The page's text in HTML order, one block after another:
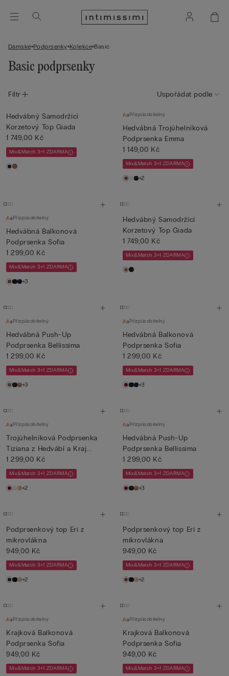
Dámské Podprsenky Kolekce Basic
Basic podprsenky
Filtr Uspořádat podle
Hedvábný Samodržící
Korzetový Top Giada
1 749,00 Kč
Mix&Match 3+1 ZDARMA
Přizpůsobitelný
Hedvábná Trojúhelníková
Podprsenka Emma
1 149,00 Kč
Mix&Match 3+1 ZDARMA
+2
Přizpůsobitelný
Hedvábná Balkonová
Podprsenka Sofia
1 299,00 Kč
Mix&Match 3+1 ZDARMA
+3
Hedvábný Samodržící
Korzetový Top Giada
1 749,00 Kč
Mix&Match 3+1 ZDARMA
Přizpůsobitelný
Hedvábná Push-Up
Podprsenka Bellissima
1 299,00 Kč
Mix&Match 3+1 ZDARMA
+3
Přizpůsobitelný
Hedvábná Balkonová
Podprsenka Sofia
1 299,00 Kč
Mix&Match 3+1 ZDARMA
+3
Přizpůsobitelný
Trojúhelníková Podprsenka
Tiziana z Hedvábí a Kraj...
1 299,00 Kč
Mix&Match 3+1 ZDARMA
+2
Přizpůsobitelný
Hedvábná Push-Up
Podprsenka Bellissima
1 299,00 Kč
Mix&Match 3+1 ZDARMA
+3
Podprsenkový top Eri z
mikrovlákna
949,00 Kč
Mix&Match 3+1 ZDARMA
+2
Podprsenkový top Eri z
mikrovlákna
949,00 Kč
Mix&Match 3+1 ZDARMA
+2
Přizpůsobitelný
Krajková Balkonová
Podprsenka Sofia
949,00 Kč
Mix&Match 3+1 ZDARMA
Přizpůsobitelný
Krajková Balkonová
Podprsenka Sofia
949,00 Kč
Mix&Match 3+1 ZDARMA